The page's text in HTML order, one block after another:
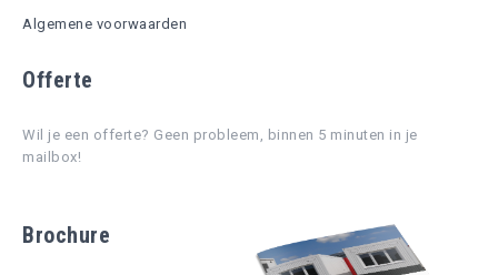
Algemene voorwaarden
Offerte
Wil je een offerte? Geen probleem, binnen 5 minuten in je
mailbox!
Brochure